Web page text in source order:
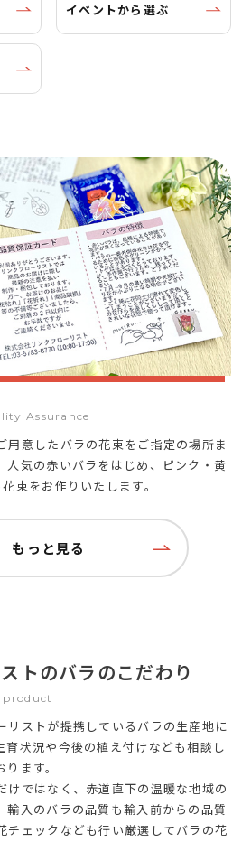
イベントから選ぶ
Assurance
用意したバラの花束をご指定の場所ま
人気の赤いバラをはじめ、ピンク・黄
束をお作りいたします。
もっと見る
トのバラのこだわり
リストが提携しているバラの生産地に
育状況や今後の植え付けなども相談し
ます。
けではなく、赤道直下の温暖な地域の
輸入のバラの品質も輸入前からの品質
チェックなども行い厳選してバラの花